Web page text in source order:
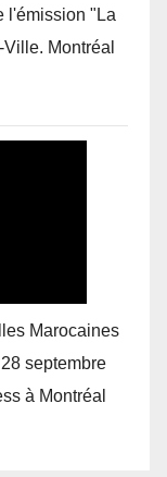
l'émission "La
Montréal
Marocaines
septembre
à Montréal